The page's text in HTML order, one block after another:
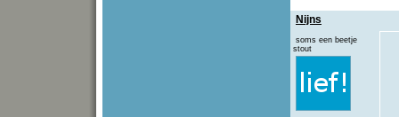
Nijns
soms een beetje
stout